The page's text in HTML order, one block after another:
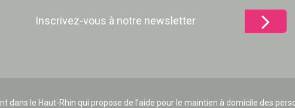
Inscrivez-vous à notre newsletter
dans le Haut-Rhin qui propose de l’aide pour le maintien à domicile des